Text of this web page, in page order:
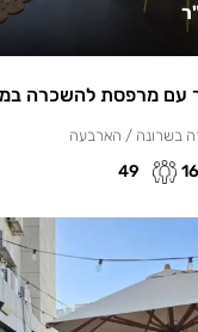
בשרונה / הארבעה
49